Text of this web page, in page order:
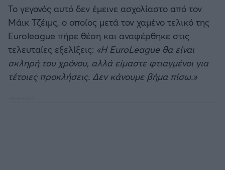
Καλαμάτα
Ηρακλής
Μπαρτσελόνα
Το γεγονός αυτό δεν έμεινε ασχολίαστο από τον
Μάικ Τζέιμς, ο οποίος μετά τον χαμένο τελικό της
Euroleague πήρε θέση και αναφέρθηκε στις
τελευταίες εξελίξεις: «Η EuroLeague θα είναι
σκληρή του χρόνου, αλλά είμαστε φτιαγμένοι για
τέτοιες προκλήσεις. Δεν κάνουμε βήμα πίσω.»